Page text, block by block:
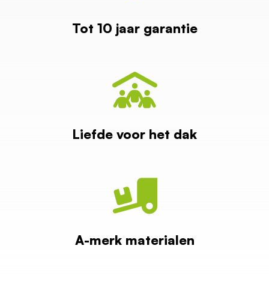
Tot 10 jaar garantie
Liefde voor het dak
A-merk materialen